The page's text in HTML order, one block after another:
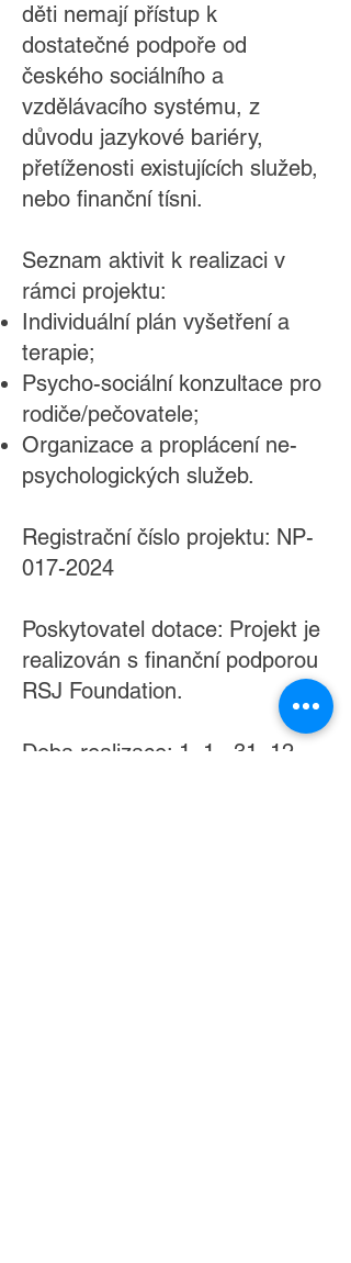
děti nemají přístup k
dostatečné podpoře od
českého sociálního a
vzdělávacího systému, z
důvodu jazykové bariéry,
přetíženosti existujících služeb,
nebo finanční tísni.
Seznam aktivit k realizaci v
rámci projektu:
Individuální plán vyšetření a
terapie;
Psycho-sociální konzultace pro
rodiče/pečovatele;
Organizace a proplácení ne-
psychologických služeb.
Registrační číslo projektu: NP-
017-2024
Poskytovatel dotace: Projekt je
realizován s finanční podporou
RSJ Foundation.
Doba realizace: 1. 1.– 31. 12.